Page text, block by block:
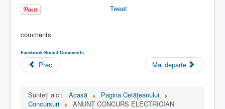
Tweet
comments
Facebook Social Comments
Prec Mai departe
Sunteți aici: Acasă
Pagina Cetăţeanului
Concursuri
ANUNȚ CONCURS ELECTRICIAN